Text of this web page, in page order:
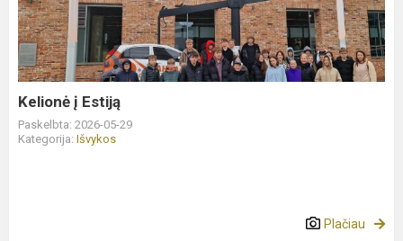
Kelionė į Estiją
Paskelbta: 2026-05-29
Kategorija: Išvykos
Plačiau